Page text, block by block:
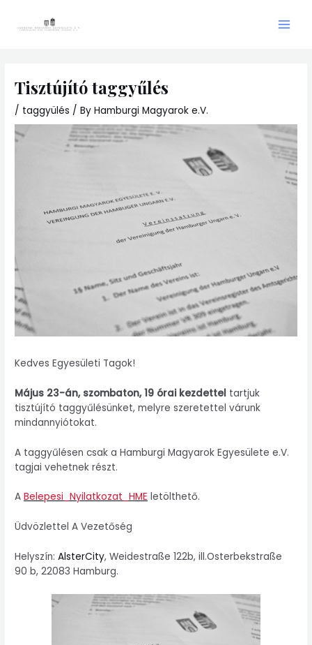
Tisztújító taggyűlés
/ taggyülés / ByHamburgi Magyarok e.V.
Kedves Egyesületi Tagok!
Május 23-án, szombaton, 19 órai kezdettel tartjuk
tisztújító taggyűlésünket, melyre szeretettel várunk
mindannyiótokat.
A taggyűlésen csak a Hamburgi Magyarok Egyesülete e.V.
tagjai vehetnek részt.
ABelepesi_Nyilatkozat_HME letölthető.
Üdvözlettel A Vezetőség
Helyszín:AlsterCity, Weidestraße 122b, ill.Osterbekstraße
90 b, 22083 Hamburg.